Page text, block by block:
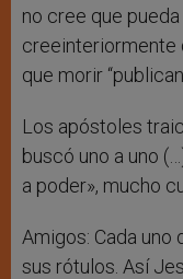
no cree que
creeinteriormente
que morir
Los apóstoles
buscó uno a uno
a poder», mucho
Amigos: Cada
sus rótulos. Así